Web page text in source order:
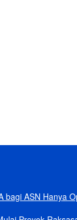
bagi ASN Hanya